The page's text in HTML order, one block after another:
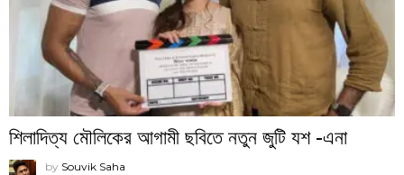
শিলাদিত্য মৌলিকের আগামী ছবিতে নতুন জুটি যশ -এনা
by Souvik Saha